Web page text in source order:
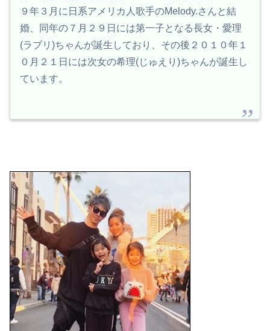
９年３月に日系アメリカ人歌手のMelody.さんと結
婚、同年の７月２９日には第一子となる長女・愛理
(ラブリ)ちゃんが誕生しており、その後２０１０年１
０月２１日には次女の希理(じゅえり)ちゃんが誕生し
ています。